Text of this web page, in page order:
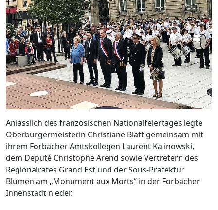
Anlässlich des französischen Nationalfeiertages legte
Oberbürgermeisterin Christiane Blatt gemeinsam mit
ihrem Forbacher Amtskollegen Laurent Kalinowski,
dem Deputé Christophe Arend sowie Vertretern des
Regionalrates Grand Est und der Sous-Präfektur
Blumen am „Monument aux Morts“ in der Forbacher
Innenstadt nieder.